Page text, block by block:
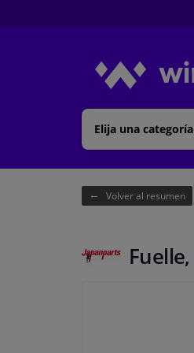
Elija una categoría
Volver al resumen